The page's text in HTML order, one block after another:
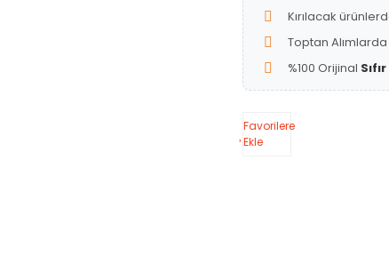
Kırılacak
Toptan Alımlarda
%100 Orijinal
Favorilere
Ekle